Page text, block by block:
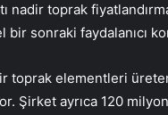
nadir toprak
sonraki faydalanıcı
toprak elementleri
Şirket ayrıca 120 milyon